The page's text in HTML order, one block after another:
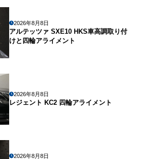
2026年8月8日
アルテッツァ SXE10 HKS車高調取り付
けと四輪アライメント
2026年8月8日
レジェント KC2 四輪アライメント
2026年8月8日